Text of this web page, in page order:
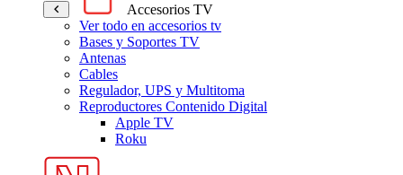
Accesorios TV
Ver todo en accesorios tv
Bases y Soportes TV
Antenas
Cables
Regulador, UPS y Multitoma
Reproductores Contenido Digital
Apple TV
Roku